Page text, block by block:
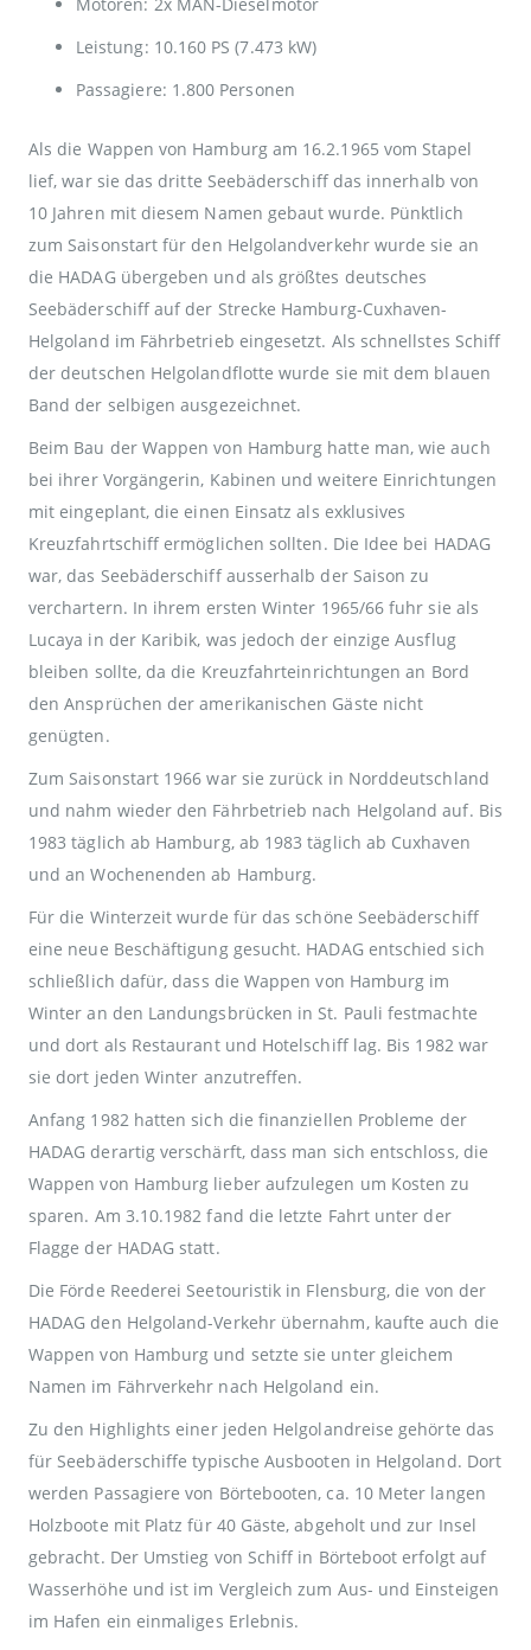
Leistung: 10.160 PS (7.473 kW)
Passagiere: 1.800 Personen
Als die Wappen von Hamburg am 16.2.1965 vom Stapel
lief, war sie das dritte Seebäderschiff das innerhalb von
10 Jahren mit diesem Namen gebaut wurde. Pünktlich
zum Saisonstart für den Helgolandverkehr wurde sie an
die HADAG übergeben und als größtes deutsches
Seebäderschiff auf der Strecke Hamburg-Cuxhaven-
Helgoland im Fährbetrieb eingesetzt. Als schnellstes Schiff
der deutschen Helgolandflotte wurde sie mit dem blauen
Band der selbigen ausgezeichnet.
Beim Bau der Wappen von Hamburg hatte man, wie auch
bei ihrer Vorgängerin, Kabinen und weitere Einrichtungen
mit eingeplant, die einen Einsatz als exklusives
Kreuzfahrtschiff ermöglichen sollten. Die Idee bei HADAG
war, das Seebäderschiff ausserhalb der Saison zu
verchartern. In ihrem ersten Winter 1965/66 fuhr sie als
Lucaya in der Karibik, was jedoch der einzige Ausflug
bleiben sollte, da die Kreuzfahrteinrichtungen an Bord
den Ansprüchen der amerikanischen Gäste nicht
genügten.
Zum Saisonstart 1966 war sie zurück in Norddeutschland
und nahm wieder den Fährbetrieb nach Helgoland auf. Bis
1983 täglich ab Hamburg, ab 1983 täglich ab Cuxhaven
und an Wochenenden ab Hamburg.
Für die Winterzeit wurde für das schöne Seebäderschiff
eine neue Beschäftigung gesucht. HADAG entschied sich
schließlich dafür, dass die Wappen von Hamburg im
Winter an den Landungsbrücken in St. Pauli festmachte
und dort als Restaurant und Hotelschiff lag. Bis 1982 war
sie dort jeden Winter anzutreffen.
Anfang 1982 hatten sich die finanziellen Probleme der
HADAG derartig verschärft, dass man sich entschloss, die
Wappen von Hamburg lieber aufzulegen um Kosten zu
sparen. Am 3.10.1982 fand die letzte Fahrt unter der
Flagge der HADAG statt.
Die Förde Reederei Seetouristik in Flensburg, die von der
HADAG den Helgoland-Verkehr übernahm, kaufte auch die
Wappen von Hamburg und setzte sie unter gleichem
Namen im Fährverkehr nach Helgoland ein.
Zu den Highlights einer jeden Helgolandreise gehörte das
für Seebäderschiffe typische Ausbooten in Helgoland. Dort
werden Passagiere von Börtebooten, ca. 10 Meter langen
Holzboote mit Platz für 40 Gäste, abgeholt und zur Insel
gebracht. Der Umstieg von Schiff in Börteboot erfolgt auf
Wasserhöhe und ist im Vergleich zum Aus- und Einsteigen
im Hafen ein einmaliges Erlebnis.